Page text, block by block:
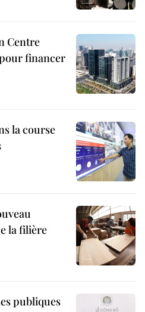
Centre
financer
la course
la filière
publiques